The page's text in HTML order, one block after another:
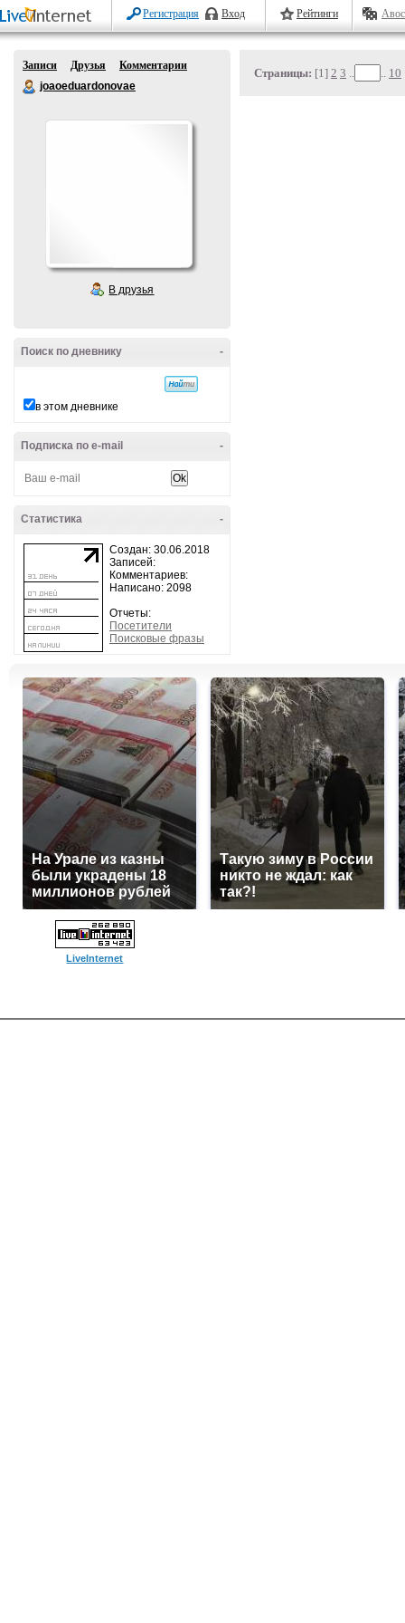
Регистрация Вход Рейтинги
Записи Друзья
Комментарии
joaoeduardonovae
В друзья
-
Поиск по дневнику
в этом дневнике
-
Подписка по e-mail
-
Статистика
Создан: 30.06.2018
Записей:
Комментариев:
Написано: 2098
Отчеты:
Посетители
Поисковые фразы
Страницы: [1] 2 3 .. .. 10
На Урале из казны
были украдены 18
миллионов рублей
Такую зиму в России
никто не ждал: как
так?!
LiveInternet